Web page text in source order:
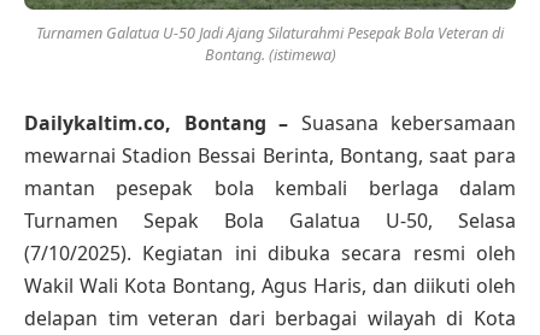
Turnamen Galatua U-50 Jadi Ajang Silaturahmi Pesepak Bola Veteran di
Bontang. (istimewa)
Dailykaltim.co, Bontang – Suasana kebersamaan
mewarnai Stadion Bessai Berinta, Bontang, saat para
mantan pesepak bola kembali berlaga dalam
Turnamen Sepak Bola Galatua U-50, Selasa
(7/10/2025). Kegiatan ini dibuka secara resmi oleh
Wakil Wali Kota Bontang, Agus Haris, dan diikuti oleh
delapan tim veteran dari berbagai wilayah di Kota